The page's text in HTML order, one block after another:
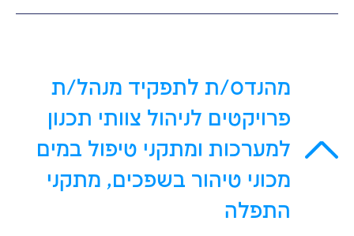
מהנדס/ת לתפקיד מנהל/ת
פרויקטים לניהול צוותי תכנון
למערכות ומתקני טיפול במים
מכוני טיהור בשפכים, מתקני
התפלה